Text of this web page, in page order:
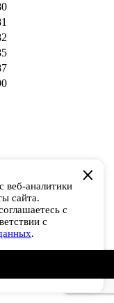
веб-аналитики
сайта.
с
с
.